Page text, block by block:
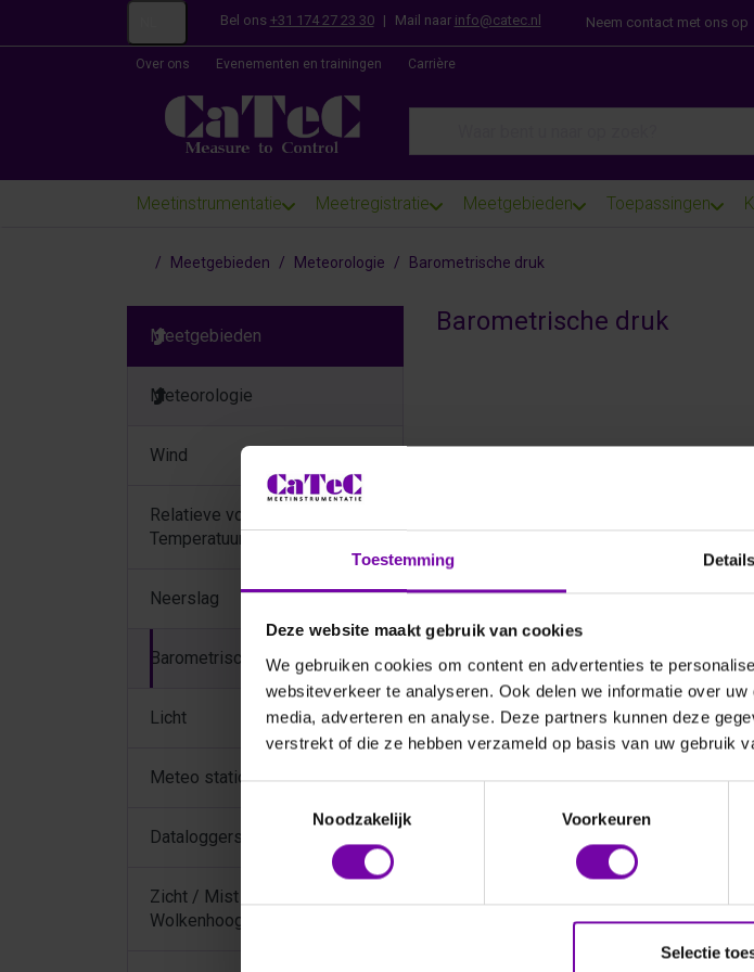
Toestemming Details
Deze website maakt gebruik van cookies
We gebruiken cookies om content en advertenties te
websiteverkeer te analyseren. Ook delen we informatie over
media, adverteren en analyse. Deze partners kunnen deze
verstrekt of die ze hebben verzameld op basis van uw gebruik
Noodzakelijk
Voorkeuren
Selectie
Bel ons +31 174 27 23 30 | Mail naar info@catec.nl Neem contact met ons op
Over ons Evenementen en trainingen Carrière
Meetinstrumentatie Meetregistratie Meetgebieden Toepassingen
Startpagina
Meetgebieden Meteorologie Barometrische druk
Meetgebieden
Meteorologie
Wind
Relatieve vochtigheid /
Temperatuur
Neerslag
Barometrische druk
Licht
Meteo stations compleet
Dataloggers
Zicht / Mist / PWS /
Wolkenhoogte
Barometrische druk